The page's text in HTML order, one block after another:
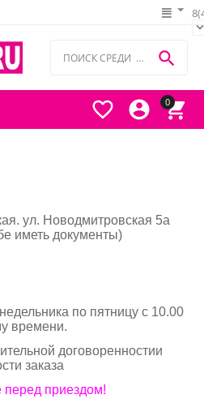
0




ул. Новодмитровская 5а
иметь документы)
по пятницу с 10.00
времени.
договоренностии
заказа
перед приездом!